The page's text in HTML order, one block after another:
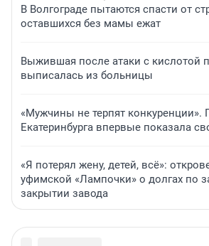
В Волгограде пытаются спасти от
оставшихся без мамы ежат
Выжившая после атаки с кислотой
выписалась из больницы
«Мужчины не терпят конкуренции».
Екатеринбурга впервые показала
«Я потерял жену, детей, всё»:
уфимской «Лампочки» о долгах по
закрытии завода